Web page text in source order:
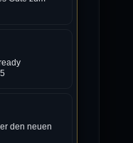
den neuen